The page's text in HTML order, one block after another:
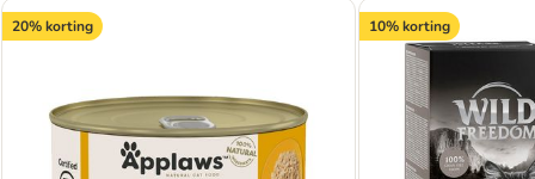
20% korting 10% korting